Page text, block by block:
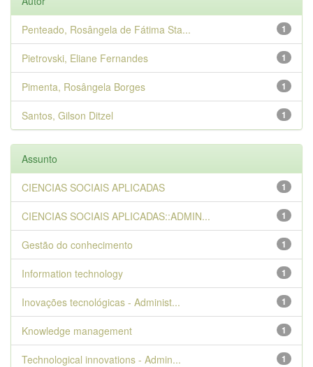
1
Penteado, Rosângela de Fátima Sta...
1
Pietrovski, Eliane Fernandes
1
Pimenta, Rosângela Borges
1
Santos, Gilson Ditzel
Assunto
1
CIENCIAS SOCIAIS APLICADAS
1
CIENCIAS SOCIAIS APLICADAS::ADMIN...
1
Gestão do conhecimento
1
Information technology
1
Inovações tecnológicas - Administ...
1
Knowledge management
1
Technological innovations - Admin...